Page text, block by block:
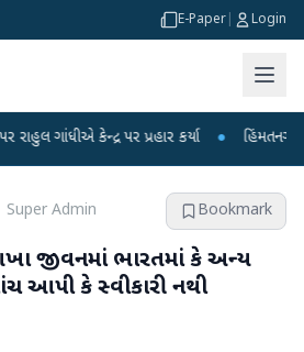
E-Paper Login
કેન્દ્ર પર પ્રહાર કર્યા ● હિંમતનગરમાં
Super Admin Bookmark
આખા જીવનમાં ભારતમાં કે અન્ય
આપી કે સ્વીકારી નથી